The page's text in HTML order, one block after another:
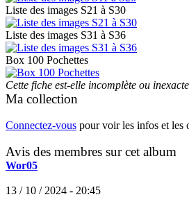
Liste des images S21 à S30
Liste des images S31 à S36
Box 100 Pochettes
Cette fiche est-elle incomplète ou
Ma collection
Connectez-vous pour voir les infos et les
Avis des membres sur cet album
Wor05
13 / 10 / 2024 - 20:45